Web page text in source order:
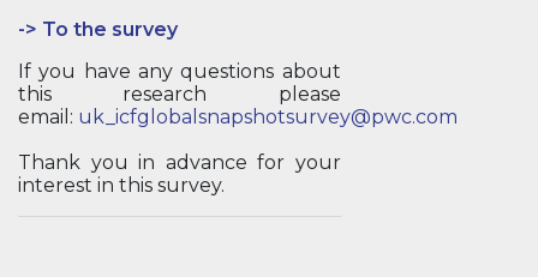
-> To the survey
If you have any questions about
this research please
email: uk_icfglobalsnapshotsurvey@pwc.com
Thank you in advance for your
interest in this survey.